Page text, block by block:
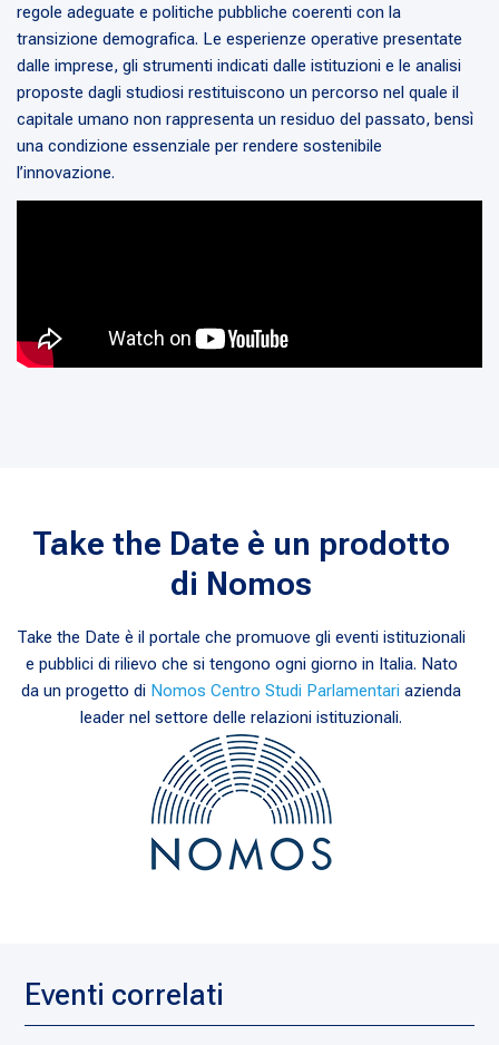
regole adeguate e politiche pubbliche coerenti con la
transizione demografica. Le esperienze operative presentate
dalle imprese, gli strumenti indicati dalle istituzioni e le analisi
proposte dagli studiosi restituiscono un percorso nel quale il
capitale umano non rappresenta un residuo del passato, bensì
una condizione essenziale per rendere sostenibile
l’innovazione.
Take the Date è un prodotto
di Nomos
Take the Date è il portale che promuove gli eventi istituzionali
e pubblici di rilievo che si tengono ogni giorno in Italia. Nato
da un progetto di Nomos Centro Studi Parlamentari azienda
leader nel settore delle relazioni istituzionali.
Eventi correlati